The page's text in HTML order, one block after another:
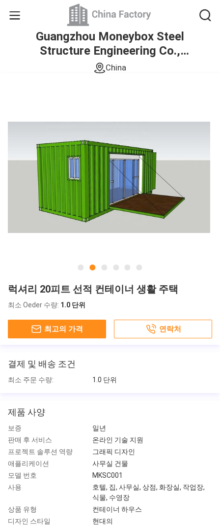
Guangzhou Moneybox Steel
Structure Engineering Co.,
Ltd.
China
럭셔리 20피트 선적 컨테이너 생활 주택
최소 Oeder 수량: 1.0 단위
최고의 가격 연락처
결제 및 배송 조건
최소 주문 수량: 1.0 단위
제품 사양
보증
일년
판매 후 서비스
온라인 기술 지원
프로젝트 솔루션 역량
그래픽 디자인
애플리케이션
사무실 건물
모델 번호
MKSC001
사용
호텔, 집, 사무실, 상점, 화장실, 작업장,
식물, 수영장
상품 유형
컨테이너 하우스
디자인 스타일
현대의